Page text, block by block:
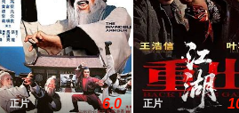
正片 6.0 正片